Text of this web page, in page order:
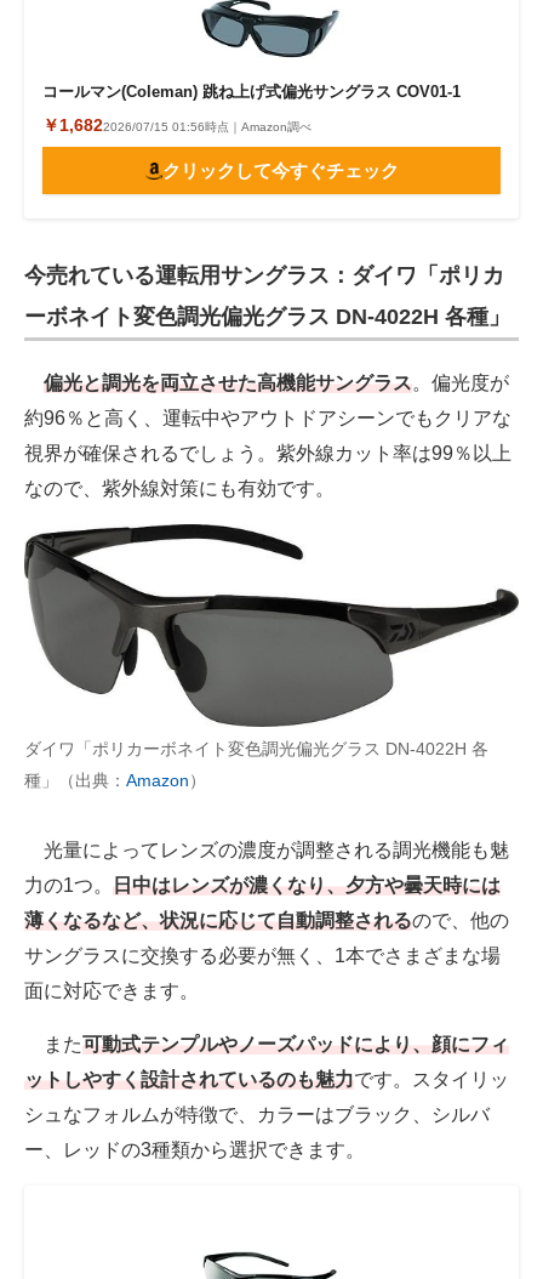
コールマン(Coleman) 跳ね上げ式偏光サングラス COV01-1
￥1,6822026/07/15 01:56時点｜Amazon調べ
クリックして今すぐチェック
今売れている運転用サングラス：ダイワ「ポリカ
ーボネイト変色調光偏光グラス DN-4022H 各種」
偏光と調光を両立させた高機能サングラス。偏光度が
約96％と高く、運転中やアウトドアシーンでもクリアな
視界が確保されるでしょう。紫外線カット率は99％以上
なので、紫外線対策にも有効です。
ダイワ「ポリカーボネイト変色調光偏光グラス DN-4022H 各
種」（出典： Amazon）
光量によってレンズの濃度が調整される調光機能も魅
力の1つ。 日中はレンズが濃くなり、夕方や曇天時には
薄くなるなど、状況に応じて自動調整されるので、他の
サングラスに交換する必要が無く、1本でさまざまな場
面に対応できます。
また可動式テンプルやノーズパッドにより、顔にフィ
ットしやすく設計されているのも魅力です。スタイリッ
シュなフォルムが特徴で、カラーはブラック、シルバ
ー、レッドの3種類から選択できます。